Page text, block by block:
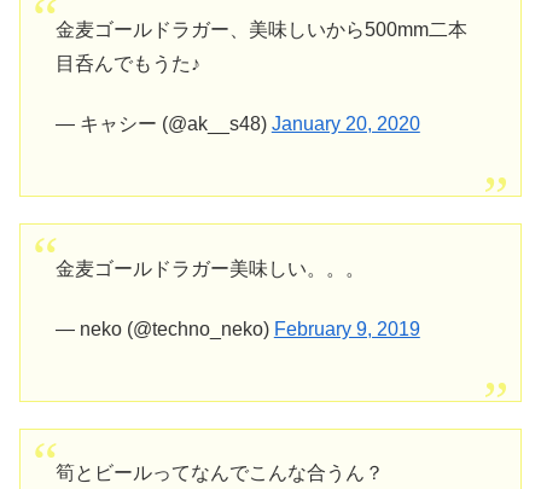
金麦ゴールドラガー、美味しいから500mm二本
目呑んでもうた♪
— キャシー (@ak__s48) January 20, 2020
金麦ゴールドラガー美味しい。。。
— neko (@techno_neko) February 9, 2019
筍とビールってなんでこんな合うん？